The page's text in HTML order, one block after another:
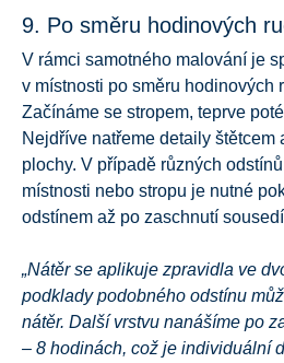
9. Po směru hodinových
V rámci samotného malování je
v místnosti po směru hodinových
Začínáme se stropem, teprve
Nejdříve natřeme detaily štětcem
plochy. V případě různých
místnosti nebo stropu je nutné
odstínem až po zaschnutí
„Nátěr se aplikuje zpravidla ve
podklady podobného odstínu
nátěr. Další vrstvu nanášíme po
– 8 hodinách, což je individuální